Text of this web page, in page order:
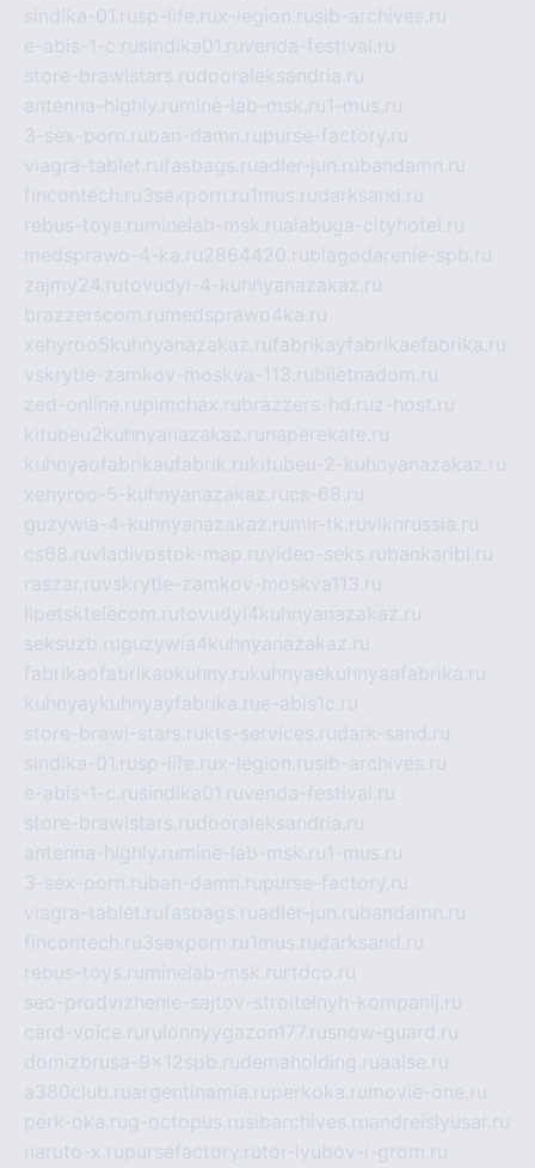
sindika-01.rusp-life.rux-legion.rusib-archives.ru
e-abis-1-c.rusindika01.ruvenda-festival.ru
store-brawlstars.rudooraleksandria.ru
antenna-highly.ru mine-lab-msk.ru1-mus.ru
3-sex-porn.ruban-damn.rupurse-factory.ru
viagra-tablet.rufasbags.ruadler-jun.rubandamn.ru
fincontech.ru3sexporn.ru1mus.rudarksand.ru
rebus-toys.ru minelab-msk.rualabuga-cityhotel.ru
medsprawo-4-ka.ru2864420.rublagodarenie-spb.ru
zajmy24.rutovudyi-4-kuhnyanazakaz.ru
brazzerscom.ru medsprawo4ka.ru
xehyroo5kuhnyanazakaz.rufabrikayfabrikaefabrika.ru
vskrytie-zamkov-moskva-113.rubiletnadom.ru
zed-online.rupimchax.rubrazzers-hd.ruz-host.ru
kitubeu2kuhnyanazakaz.ru naperekate.ru
kuhnyaofabrikaufabrik.rukitubeu-2-kuhnyanazakaz.ru
xehyroo-5-kuhnyanazakaz.rucs-68.ru
guzywia-4-kuhnyanazakaz.ru mir-tk.ruvlknrussia.ru
cs68.ruvladivostok-map.ruvideo-seks.rubankaribi.ru
raszar.ruvskrytie-zamkov-moskva113.ru
lipetsktelecom.rutovudyi4kuhnyanazakaz.ru
seksuzb.ruguzywia4kuhnyanazakaz.ru
fabrikaofabrikaokuhny.rukuhnyaekuhnyaafabrika.ru
kuhnyaykuhnyayfabrika.rue-abis1c.ru
store-brawl-stars.rukts-services.rudark-sand.ru
sindika-01.rusp-life.rux-legion.rusib-archives.ru
e-abis-1-c.rusindika01.ruvenda-festival.ru
store-brawlstars.rudooraleksandria.ru
antenna-highly.ru mine-lab-msk.ru1-mus.ru
3-sex-porn.ruban-damn.rupurse-factory.ru
viagra-tablet.rufasbags.ruadler-jun.rubandamn.ru
fincontech.ru3sexporn.ru1mus.rudarksand.ru
rebus-toys.ru minelab-msk.ru rtdco.ru
seo-prodvizhenie-sajtov-stroitelnyh-kompanij.ru
card-voice.ru rulonnyygazon177.rusnow-guard.ru
domizbrusa-9x12spb.rudemaholding.ruaalse.ru
a380club.ruargentinamia.ruperkoka.ru movie-one.ru
perk-oka.rug-octopus.rusibarchives.ruandreislyusar.ru
naruto-x.rupursefactory.rutor-lyubov-i-grom.ru